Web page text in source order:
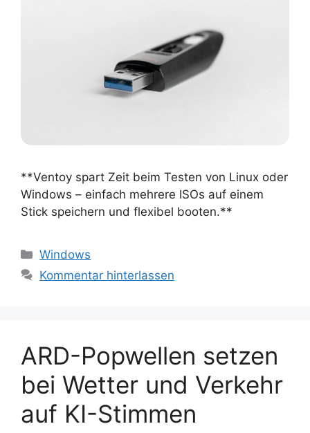
**Ventoy spart Zeit beim Testen von Linux oder
Windows – einfach mehrere ISOs auf einem
Stick speichern und flexibel booten.**
Kategorien
Windows
Kommentar hinterlassen
ARD-Popwellen setzen
bei Wetter und Verkehr
auf KI-Stimmen